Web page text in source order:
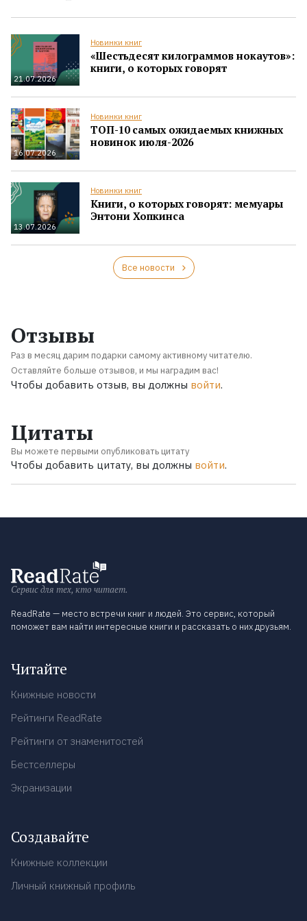
21.07.2026
Новинки книг
«Шестьдесят килограммов нокаутов»:
книги, о которых говорят
16.07.2026
Новинки книг
ТОП-10 самых ожидаемых книжных
новинок июля-2026
13.07.2026
Новинки книг
Книги, о которых говорят: мемуары
Энтони Хопкинса
Все новости
Отзывы
Раз в месяц дарим подарки самому активному читателю.
Оставляйте больше отзывов, и мы наградим вас!
Чтобы добавить отзыв, вы должны войти.
Цитаты
Вы можете первыми опубликовать цитату
Чтобы добавить цитату, вы должны войти.
Сервис для тех, кто читает.
ReadRate — место встречи книг и людей. Это сервис, который
поможет вам найти интересные книги и рассказать о них друзьям.
Читайте
Книжные новости
Рейтинги ReadRate
Рейтинги от знаменитостей
Бестселлеры
Экранизации
Создавайте
Книжные коллекции
Личный книжный профиль